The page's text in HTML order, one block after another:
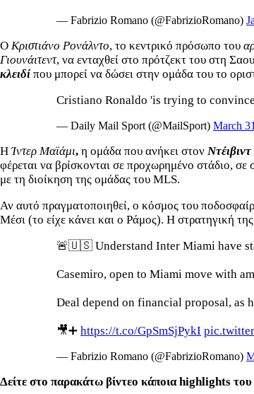
— Fabrizio Romano (@FabrizioRomano)
Ο Kριστιάνο Ρονάλντο, το κεντρικό πρόσωπο του
Γιουνάιτεντ, να ενταχθεί στο πρότζεκτ του στη
κλειδίπου μπορεί να δώσει στην ομάδα του το
Cristiano Ronaldo 'is trying to
— Daily Mail Sport (@MailSport) March
Η Ίντερ Μαϊάμι, η ομάδα που ανήκει στον
φέρεται να βρίσκονται σε προχωρημένο στάδιο, σε
με τη διοίκηση της ομάδας του MLS.
Αν αυτό πραγματοποιηθεί, ο κόσμος του
Μέσι (το είχε κάνει και ο Ράμος). Η στρατηγική
🚨🇺🇸 Understand Inter Miami have
Casemiro, open to Miami move with
Deal depend on financial proposal, as
🎥➕ https://t.co/GpSmSjPykI
— Fabrizio Romano (@FabrizioRomano)
Δείτε στο παρακάτω βίντεο κάποια highlights